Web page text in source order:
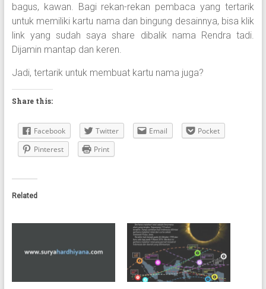
bagus, kawan. Bagi rekan-rekan pembaca yang tertarik
untuk memiliki kartu nama dan bingung desainnya, bisa klik
link yang sudah saya share dibalik nama Rendra tadi.
Dijamin mantap dan keren.
Jadi, tertarik untuk membuat kartu nama juga?
Share this:
Facebook Twitter Email
Pocket
Pinterest
Print
Related